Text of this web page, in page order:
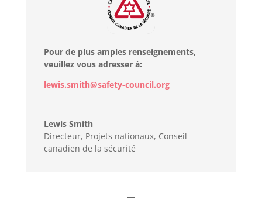
Pour de plus amples renseignements,
veuillez vous adresser à:
lewis.smith@safety-council.org
Lewis Smith
Directeur, Projets nationaux, Conseil
canadien de la sécurité
—